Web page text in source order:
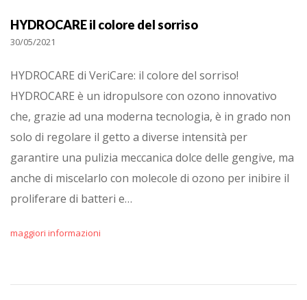
HYDROCARE il colore del sorriso
30/05/2021
HYDROCARE di VeriCare: il colore del sorriso!
HYDROCARE è un idropulsore con ozono innovativo
che, grazie ad una moderna tecnologia, è in grado non
solo di regolare il getto a diverse intensità per
garantire una pulizia meccanica dolce delle gengive, ma
anche di miscelarlo con molecole di ozono per inibire il
proliferare di batteri e…
maggiori informazioni